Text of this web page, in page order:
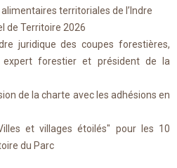
territoriales de l’Indre
de Territoire 2026
juridique des coupes forestières,
expert forestier et président de la
de la charte avec les adhésions en
et villages étoilés" pour les 10
du Parc